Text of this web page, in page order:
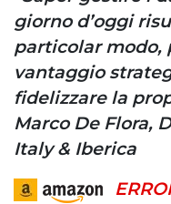
giorno d’oggi
particolar modo,
vantaggio
fidelizzare la
Marco De Flora,
Italy & Iberica